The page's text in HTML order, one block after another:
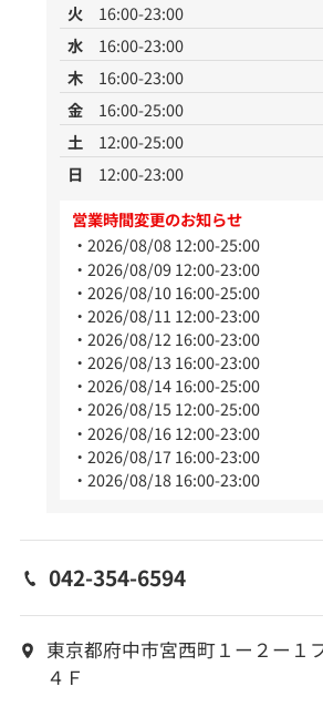
火
16:00-23:00
水
16:00-23:00
木
16:00-23:00
金
16:00-25:00
土
12:00-25:00
日
12:00-23:00
営業時間変更のお知らせ
2026/08/08 12:00-25:00
2026/08/09 12:00-23:00
2026/08/10 16:00-25:00
2026/08/11 12:00-23:00
2026/08/12 16:00-23:00
2026/08/13 16:00-23:00
2026/08/14 16:00-25:00
2026/08/15 12:00-25:00
2026/08/16 12:00-23:00
2026/08/17 16:00-23:00
2026/08/18 16:00-23:00
042-354-6594
東京都府中市宮西町１ー２ー１
４Ｆ